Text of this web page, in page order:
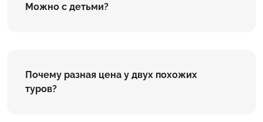
Можно с детьми?
Почему разная цена у двух похожих
туров?